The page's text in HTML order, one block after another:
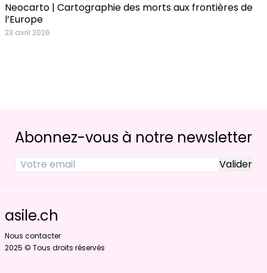
Neocarto | Cartographie des morts aux frontières de
l’Europe
23 avril 2026
Abonnez-vous à notre newsletter
asile.ch
Nous contacter
2025 © Tous droits réservés